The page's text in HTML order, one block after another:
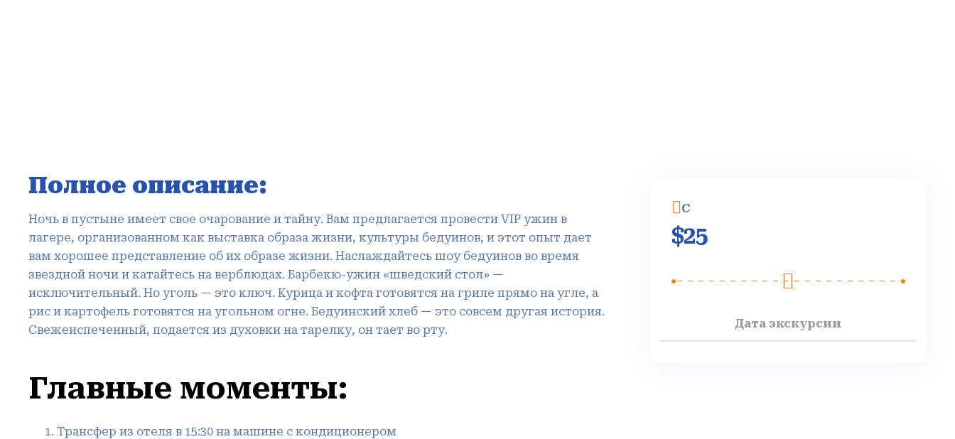
Полное описание:
Ночь в пустыне имеет свое очарование и тайну. Вам предлагается провести VIP ужин в
лагере, организованном как выставка образа жизни, культуры бедуинов, и этот опыт дает
вам хорошее представление об их образе жизни. Наслаждайтесь шоу бедуинов во время
звездной ночи и катайтесь на верблюдах. Барбекю-ужин «шведский стол» —
исключительный. Но уголь — это ключ. Курица и кофта готовятся на гриле прямо на угле, а
рис и картофель готовятся на угольном огне. Бедуинский хлеб — это совсем другая история.
Свежеиспеченный, подается из духовки на тарелку, он тает во рту.
Главные моменты:
Трансфер из отеля в 15:30 на машине с кондиционером
C
$25
Дата экскурсии